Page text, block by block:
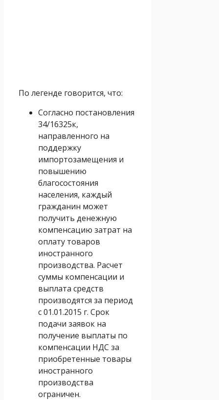
По легенде говорится, что:
Согласно постановления
34/16325к,
направленного на
поддержку
импортозамещения и
повышению
благосостояния
населения, каждый
гражданин может
получить денежную
компенсацию затрат на
оплату товаров
иностранного
производства. Расчет
суммы компенсации и
выплата средств
производятся за период
с 01.01.2015 г. Срок
подачи заявок на
получение выплаты по
компенсации НДС за
приобретенные товары
иностранного
производства
ограничен.